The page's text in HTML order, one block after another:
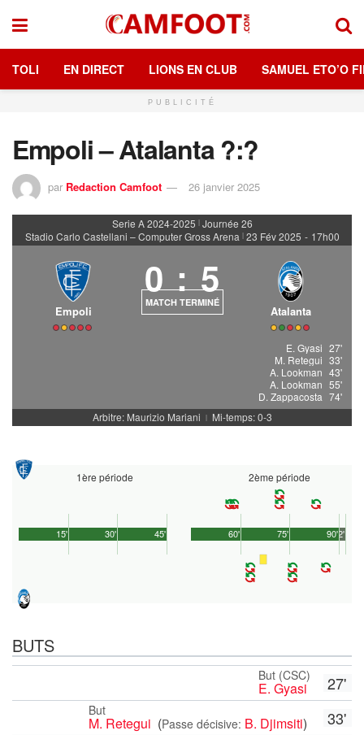
TOLI EN DIRECT LIONS EN CLUB SAMUEL ETO’O
PUBLICITÉ
Empoli – Atalanta ?:?
par Redaction Camfoot 26 janvier 2025
Serie A 2024-2025 | Journée 26
Stadio Carlo Castellani – Computer Gross Arena | 23 Fév 2025 - 17h00
Empoli
0 : 5
MATCH TERMINÉ
Atalanta
E. Gyasi 27'
M. Retegui 33'
A. Lookman 43'
A. Lookman 55'
D. Zappacosta 74'
Arbitre: Maurizio Mariani
| Mi-temps: 0-3
1ère période
45'
15' 30'
2ème période
90'
60' 75' 2'
BUTS
27'
But (CSC)
E. Gyasi
33'
But
M. Retegui (Passe décisive: B. Djimsiti)